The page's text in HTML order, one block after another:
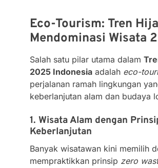
Eco-Tourism: Tren
Mendominasi Wisata
Salah satu pilar utama dalam
2025 Indonesiaadalah eco-
perjalanan ramah lingkungan
keberlanjutan alam dan budaya
1. Wisata Alam dengan
Keberlanjutan
Banyak wisatawan kini memilih
mempraktikkan prinsip zero